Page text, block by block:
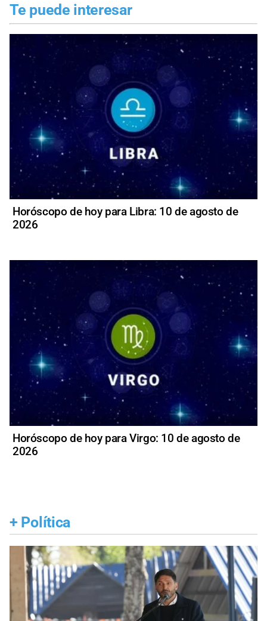
Te puede interesar
Horóscopo de hoy para Libra: 10 de agosto de
2026
Horóscopo de hoy para Virgo: 10 de agosto de
2026
+ Política